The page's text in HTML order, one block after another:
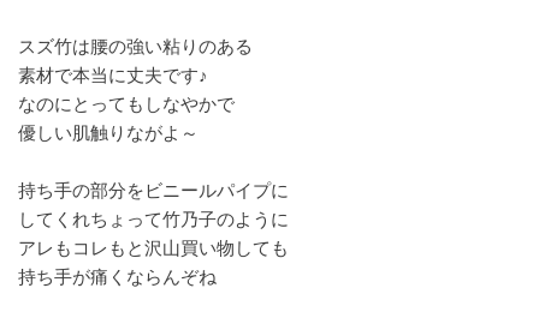
スズ竹は腰の強い粘りのある
素材で本当に丈夫です♪
なのにとってもしなやかで
優しい肌触りながよ～
持ち手の部分をビニールパイプに
してくれちょって竹乃子のように
アレもコレもと沢山買い物しても
持ち手が痛くならんぞね